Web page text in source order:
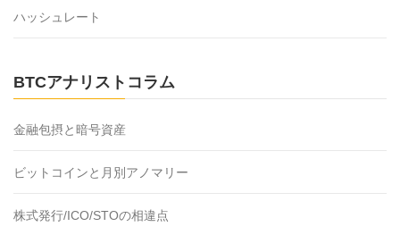
ハッシュレート
BTCアナリストコラム
金融包摂と暗号資産
ビットコインと月別アノマリー
株式発行/ICO/STOの相違点